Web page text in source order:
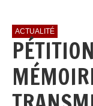
ACTUALITÉ